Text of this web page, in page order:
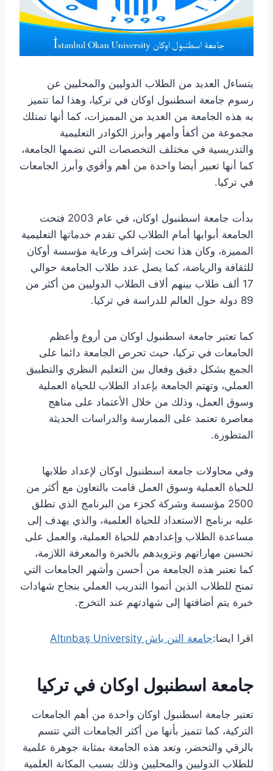
يتساءل العديد من الطلاب الدوليين والمحليين عن
رسوم جامعة اسطنبول اوكان في تركيا، وهذا لما تتميز
به هذه الجامعة من العديد من المميزات، كما أنها تمتلك
مجموعة من أكفأ وأمهر وأبرز الكوادر التعليمية
والتدريسية في مختلف التخصصات التي تضمها الجامعة،
كما أنها تعبير أيضا واحدة من أهم وأقوي وأبرز الجامعات
في تركيا.
بدأت جامعة اسطنبول اوكان، في عام 2003 فتحت
الجامعة أبوابها أمام الطلاب لكي تقدم خدماتها التعليمية
المميزة، وكان هذا تحت إشراف ورعاية مؤسسة أوكان
للثقافة والرياضة، كما يصل عدد طلاب الجامعة حوالي
17 ألف طلاب بينهم ألاف الطلاب الدوليين من أكثر من
89 دولة حول العالم للدراسة في تركيا.
كما تعتبر جامعة اسطنبول اوكان من أروع وأعظم
الجامعات في تركيا، حيث تحرص الجامعة دائما على
الجمع بشكل دقيق وفعال بين التعليم النظري والتطبيق
العملي، وتهتم الجامعة بإعداد الطلاب للحياة العملية
وسوق العمل، وذلك من خلال الأعتماد على مناهج
معاصرة تعتمد على الممارسة والدراسات الحديثة
المتطورة.
وفي محاولات جامعة اسطنبول اوكان لإعداد طلابها
للحياة العملية وسوق العمل قامت بالتعاون مع أكثر من
2500 مؤسسة وشركة كجزء من البرنامج الذي تطلق
عليه برنامج الاستعداد للحياة العلمية، والذي يهدف إلى
مساعدة الطلاب وإعدادهم للحياة العملية، والعمل على
تحسين مهاراتهم وتزويدهم بالخبرة والمعرفة اللازمة،
كما تعتبر هذه الجامعة من أحسن وأشهر الجامعات التي
تمنح للطلاب الذين أتموا التدريب العملي بنجاح شهادات
خبرة يتم أضافتها إلى شهادتهم عند التخرج.
اقرا ايضا:جامعة التن باش Altınbaş University
جامعة اسطنبول اوكان في تركيا
تعتبر جامعة اسطنبول اوكان واحدة من أهم الجامعات
التركية، كما تتميز بأنها من أكثر الجامعات التي تتسم
بالرقي والتحضر، وتعد هذه الجامعة بمثابة جوهرة علمية
للطلاب الدوليين والمحليين وذلك بسبب المكانة العلمية